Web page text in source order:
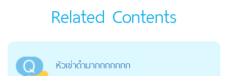
Related Contents
หัวเข่าดำมากกกกกกก